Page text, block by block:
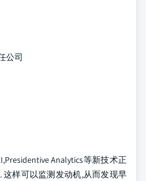
公司
Analytics等新技术正
样可以监测发动机,从而发现早